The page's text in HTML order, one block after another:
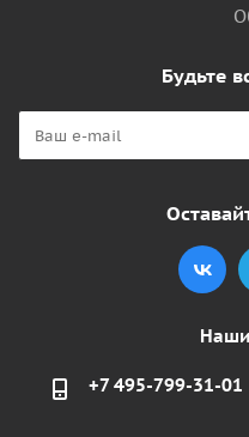
Будьте
+7 495-799-31-01